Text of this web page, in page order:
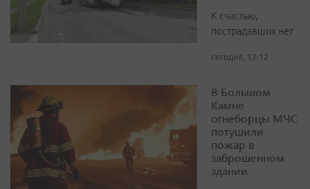
К счастью,
пострадавших нет
сегодня, 12:12
В Большом
Камне
огнеборцы МЧС
потушили
пожар в
заброшенном
здании